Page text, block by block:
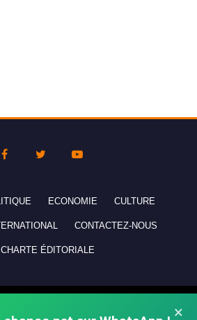
×
ECONOMIE CULTURE
CONTACTEZ-NOUS
CHARTE ÉDITORIALE
- All rights reserved.